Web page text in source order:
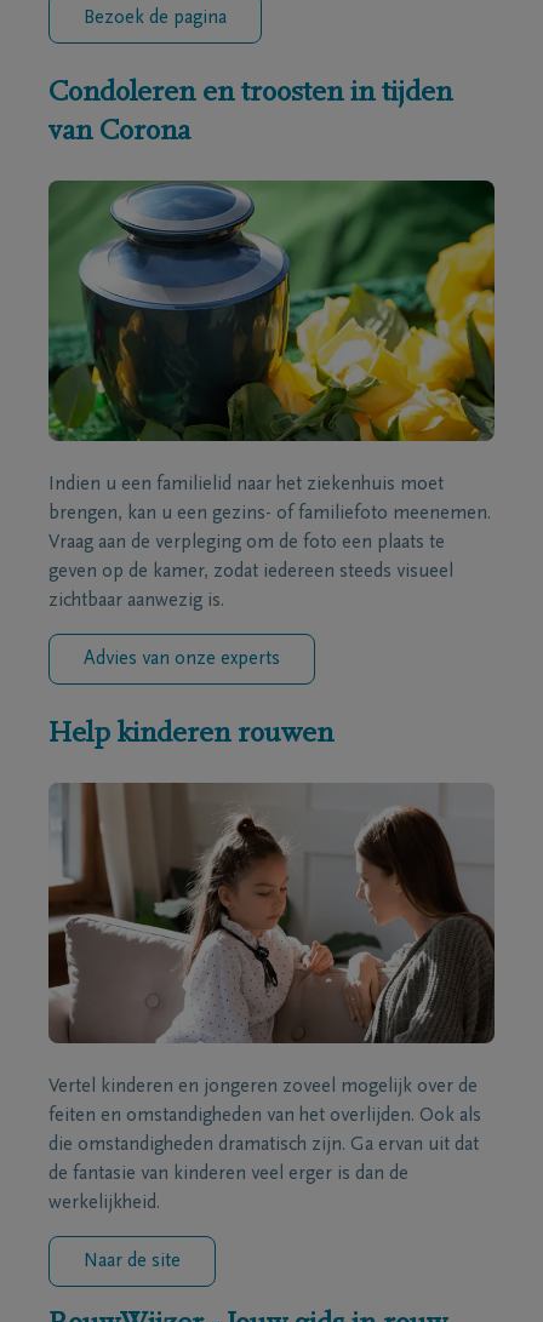
Bezoek de pagina
Condoleren en troosten in tijden
van Corona
Indien u een familielid naar het ziekenhuis moet
brengen, kan u een gezins- of familiefoto meenemen.
Vraag aan de verpleging om de foto een plaats te
geven op de kamer, zodat iedereen steeds visueel
zichtbaar aanwezig is.
Advies van onze experts
Help kinderen rouwen
Vertel kinderen en jongeren zoveel mogelijk over de
feiten en omstandigheden van het overlijden. Ook als
die omstandigheden dramatisch zijn. Ga ervan uit dat
de fantasie van kinderen veel erger is dan de
werkelijkheid.
Naar de site